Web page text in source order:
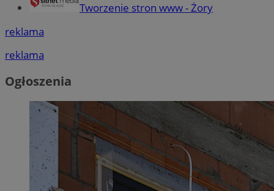
Tworzenie stron www - Żory
reklama
reklama
Ogłoszenia